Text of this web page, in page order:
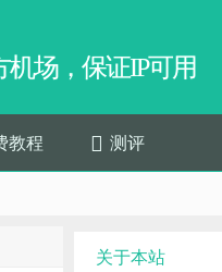
场，保证IP可用
教程 测评
关于本站